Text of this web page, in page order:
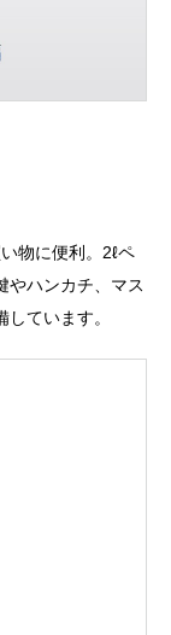
物に便利。2ℓペ
やハンカチ、マス
ています。